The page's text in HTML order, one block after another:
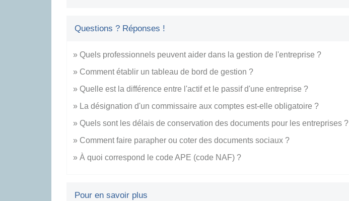
Questions ? Réponses !
Quels professionnels peuvent aider dans la gestion de l'entreprise ?
Comment établir un tableau de bord de gestion ?
Quelle est la différence entre l'actif et le passif d'une entreprise ?
La désignation d'un commissaire aux comptes est-elle obligatoire ?
Quels sont les délais de conservation des documents pour les entreprises ?
Comment faire parapher ou coter des documents sociaux ?
À quoi correspond le code APE (code NAF) ?
Pour en savoir plus